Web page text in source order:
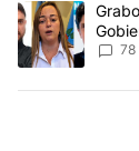
Un artículo de
78